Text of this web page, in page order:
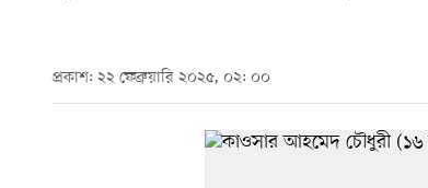
প্রকাশ: ২২ ফেব্রুয়ারি ২০২৫, ০২: ০০